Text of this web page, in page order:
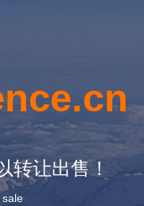
转让出售！